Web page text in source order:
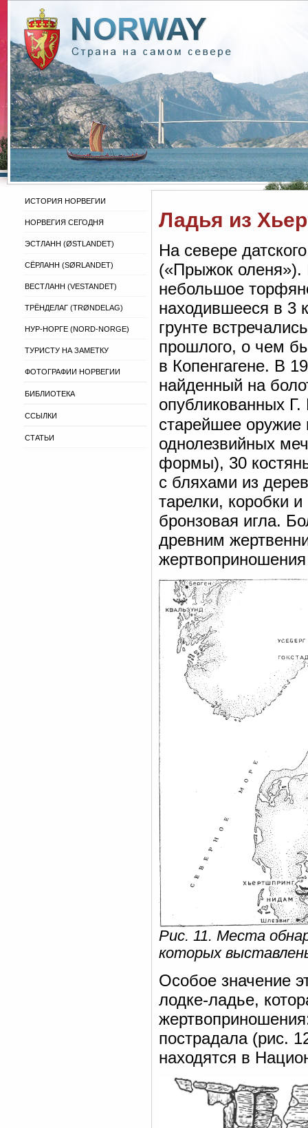
ИСТОРИЯ НОРВЕГИИ
НОРВЕГИЯ СЕГОДНЯ
ЭСТЛАНН (ØSTLANDET)
СЁРЛАНН (SØRLANDET)
ВЕСТЛАНН (VESTANDET)
ТРЁНДЕЛАГ (TRØNDELAG)
НУР-НОРГЕ (NORD-NORGE)
ТУРИСТУ НА ЗАМЕТКУ
ФОТОГРАФИИ НОРВЕГИИ
БИБЛИОТЕКА
ССЫЛКИ
СТАТЬИ
Ладья из
На севере
(«Прыжок оленя»).
небольшое
находившееся в 3
грунте
прошлого, о чем
в Копенгагене. В
найденный на
опубликованных
старейшее оружие
однолезвийных
формы), 30
с бляхами из
тарелки, коробки
бронзовая игла.
древним
Рис. 11. Места
которых
Особое значение
лодке-ладье,
пострадала (рис.
находятся в